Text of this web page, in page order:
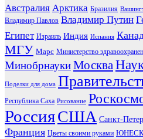
Австралия Арктика Бразилия
Владимир Павлов Владимир Путин
Египет Израиль Индия Испания
МГУ Марс Министерство
МинобрнаукиМосква
Поделки для дома
Республика Саха Рисование
РоссияСША Санкт-
Франция Цветы своими руками